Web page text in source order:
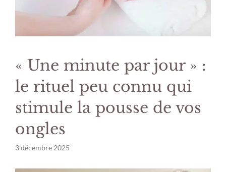
« Une minute par jour » :
le rituel peu connu qui
stimule la pousse de vos
ongles
3 décembre 2025